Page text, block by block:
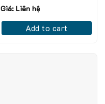
Giá: Liên hệ
Add to cart